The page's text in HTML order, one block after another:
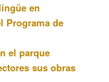
en
Programa de
el parque
sus obras